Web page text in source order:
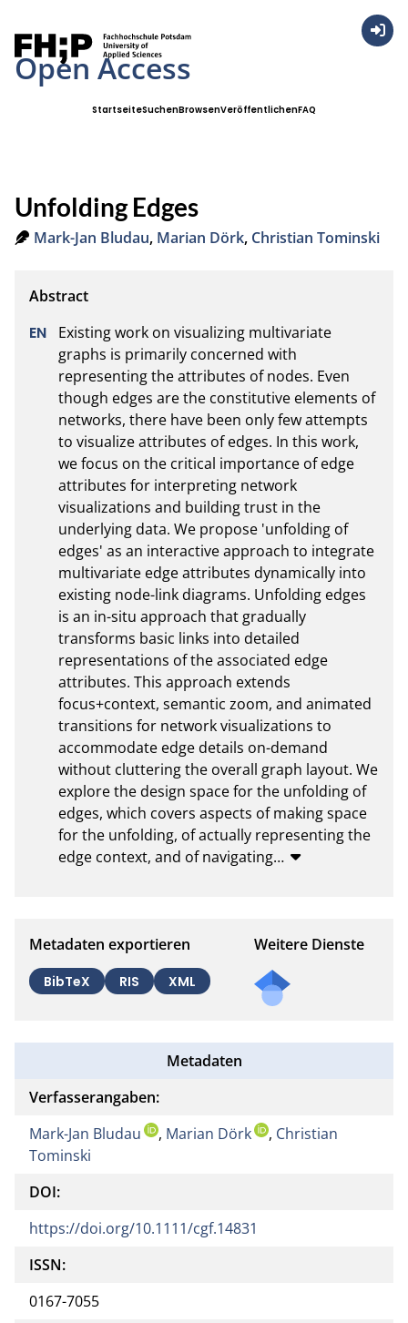
Open Access
StartseiteSuchenBrowsenVeröffentlichenFAQ
Unfolding Edges
Mark-Jan Bludau, Marian Dörk, Christian Tominski
Existing work on visualizing multivariate
graphs is primarily concerned with
representing the attributes of nodes. Even
though edges are the constitutive elements of
networks, there have been only few attempts
to visualize attributes of edges. In this work,
we focus on the critical importance of edge
attributes for interpreting network
visualizations and building trust in the
underlying data. We propose 'unfolding of
edges' as an interactive approach to integrate
multivariate edge attributes dynamically into
existing node-link diagrams. Unfolding edges
is an in-situ approach that gradually
transforms basic links into detailed
representations of the associated edge
attributes. This approach extends
focus+context, semantic zoom, and animated
transitions for network visualizations to
accommodate edge details on-demand
without cluttering the overall graph layout. We
explore the design space for the unfolding of
edges, which covers aspects of making space
for the unfolding, of actually representing the
edge context, and of navigating…
Metadaten exportieren
BibTeX RIS XML
Weitere Dienste
Metadaten
Verfasserangaben:
Mark-Jan Bludau
, Marian Dörk , Christian
Tominski
DOI:
https://doi.org/10.1111/cgf.14831
ISSN:
0167-7055